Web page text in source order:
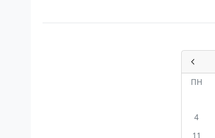
ПН
4
11